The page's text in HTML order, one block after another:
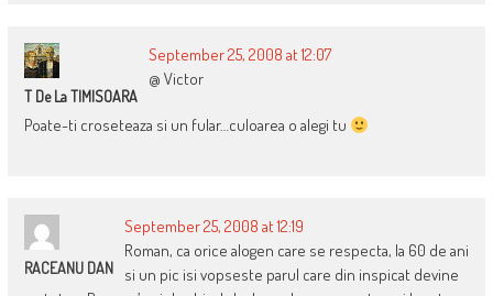
T De La TIMISOARA
September 25, 2008 at 12:07
@ Victor
Poate-ti croseteaza si un fular…culoarea o alegi tu
RACEANU DAN
September 25, 2008 at 12:19
Roman, ca orice alogen care se respecta, la 60 de ani
si un pic isi vopseste parul care din inspicat devine